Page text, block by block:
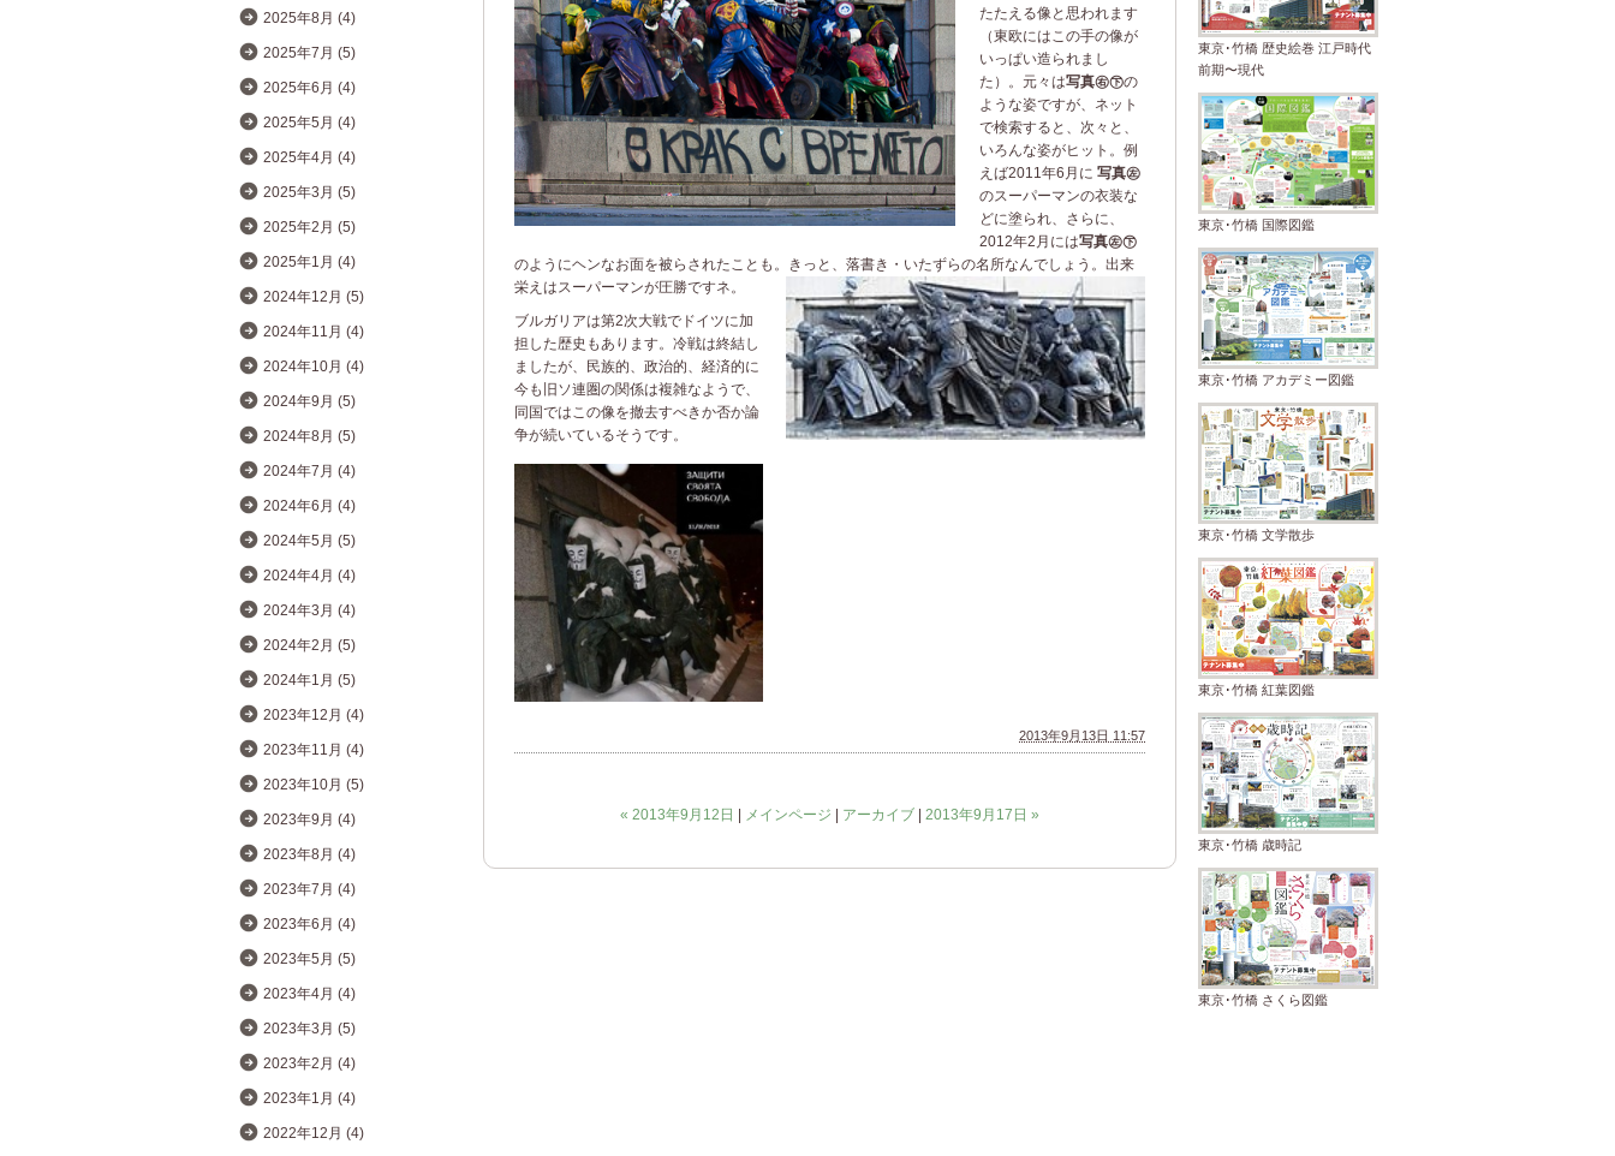
たたえる像と思われます
（東欧にはこの手の像が
いっぱい造られまし
た）。元々は写真㊨㊦の
ような姿ですが、ネット
で検索すると、次々と、
いろんな姿がヒット。例
えば2011年6月に 写真㊧
のスーパーマンの衣装な
どに塗られ、さらに、
2012年2月には写真㊧㊦
のようにヘンなお面を被らされたことも。きっと、落書き・いたずらの名所なんでしょう。出来
栄えはスーパーマンが圧勝ですネ。
ブルガリアは第2次大戦でドイツに加
担した歴史もあります。冷戦は終結し
ましたが、民族的、政治的、経済的に
今も旧ソ連圏の関係は複雑なようで、
同国ではこの像を撤去すべきか否か論
争が続いているそうです。
2013年9月13日 11:57
« 2013年9月12日 メインページ アーカイブ 2013年9月17日 »
2025年8月 (4)
2025年7月 (5)
2025年6月 (4)
2025年5月 (4)
2025年4月 (4)
2025年3月 (5)
2025年2月 (5)
2025年1月 (4)
2024年12月 (5)
2024年11月 (4)
2024年10月 (4)
2024年9月 (5)
2024年8月 (5)
2024年7月 (4)
2024年6月 (4)
2024年5月 (5)
2024年4月 (4)
2024年3月 (4)
2024年2月 (5)
2024年1月 (5)
2023年12月 (4)
2023年11月 (4)
2023年10月 (5)
2023年9月 (4)
2023年8月 (4)
2023年7月 (4)
2023年6月 (4)
2023年5月 (5)
2023年4月 (4)
2023年3月 (5)
2023年2月 (4)
2023年1月 (4)
2022年12月 (4)
東京･竹橋 歴史絵巻 江戸時代
前期〜現代
東京･竹橋 国際図鑑
東京･竹橋 アカデミー図鑑
東京･竹橋 文学散歩
東京･竹橋 紅葉図鑑
東京･竹橋 歳時記
東京･竹橋 さくら図鑑